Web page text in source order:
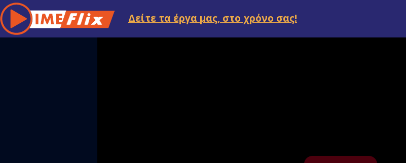
Δείτε τα έργα μας, στο χρόνο σας!